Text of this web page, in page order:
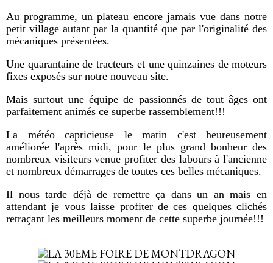
Au programme, un plateau encore jamais vue dans notre
petit village autant par la quantité que par l'originalité des
mécaniques présentées.
Une quarantaine de tracteurs et une quinzaines de moteurs
fixes exposés sur notre nouveau site.
Mais surtout une équipe de passionnés de tout âges ont
parfaitement animés ce superbe rassemblement!!!
La météo capricieuse le matin c'est heureusement
améliorée l'après midi, pour le plus grand bonheur des
nombreux visiteurs venue profiter des labours à l'ancienne
et nombreux démarrages de toutes ces belles mécaniques.
Il nous tarde déjà de remettre ça dans un an mais en
attendant je vous laisse profiter de ces quelques clichés
retraçant les meilleurs moment de cette superbe journée!!!